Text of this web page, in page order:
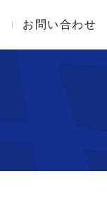
お問い合わせ